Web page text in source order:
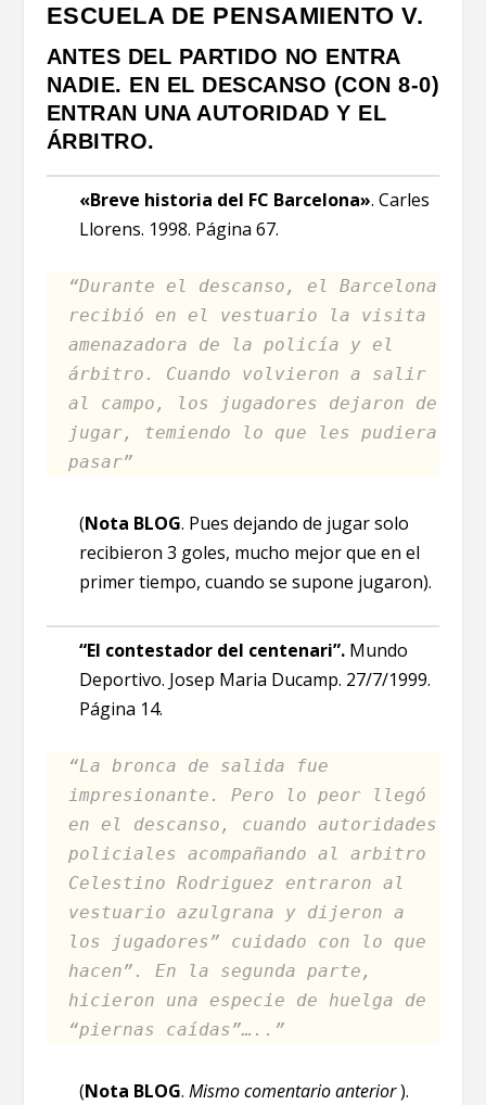
ESCUELA DE PENSAMIENTO V.
ANTES DEL PARTIDO NO ENTRA
NADIE. EN EL DESCANSO (CON 8-0)
ENTRAN UNA AUTORIDAD Y EL
ÁRBITRO.
«Breve historia del FC Barcelona». Carles
Llorens. 1998. Página 67.
“Durante el descanso, el Barcelona
recibió en el vestuario la visita
amenazadora de la policía y el
árbitro. Cuando volvieron a salir
al campo, los jugadores dejaron de
jugar, temiendo lo que les pudiera
pasar”
(Nota BLOG. Pues dejando de jugar solo
recibieron 3 goles, mucho mejor que en el
primer tiempo, cuando se supone jugaron).
“El contestador del centenari”.Mundo
Deportivo. Josep Maria Ducamp. 27/7/1999.
Página 14.
“La bronca de salida fue
impresionante. Pero lo peor llegó
en el descanso, cuando autoridades
policiales acompañando al arbitro
Celestino Rodriguez entraron al
vestuario azulgrana y dijeron a
los jugadores” cuidado con lo que
hacen”. En la segunda parte,
hicieron una especie de huelga de
“piernas caídas”…..”
(Nota BLOG. Mismo comentario anterior).